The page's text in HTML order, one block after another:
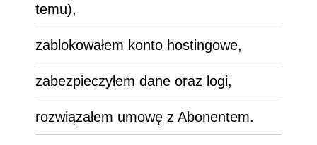
temu),
zablokowałem konto hostingowe,
zabezpieczyłem dane oraz logi,
rozwiązałem umowę z Abonentem.